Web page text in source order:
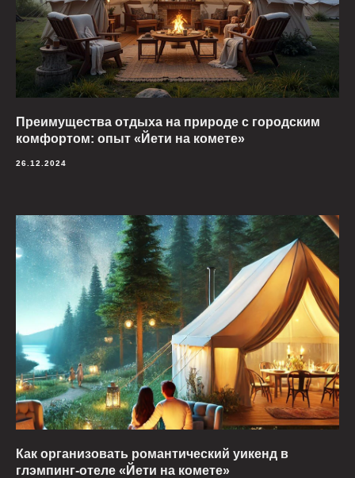
Преимущества отдыха на природе с городским
комфортом: опыт «Йети на комете»
26.12.2024
Как организовать романтический уикенд в
глэмпинг-отеле «Йети на комете»